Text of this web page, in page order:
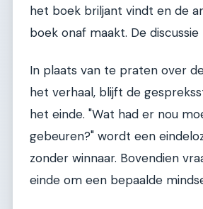
het boek briljant vindt en de
boek onaf maakt. De
In plaats van te praten over
het verhaal, blijft de
het einde. "Wat had er nou
gebeuren?" wordt een
zonder winnaar. Bovendien
einde om een bepaalde